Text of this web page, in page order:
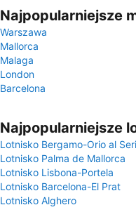
Najpopularniejsze
Warszawa
Mallorca
Malaga
London
Barcelona
Najpopularniejsze
Lotnisko Bergamo-Orio al
Lotnisko Palma de Mallorca
Lotnisko Lisbona-Portela
Lotnisko Barcelona-El Prat
Lotnisko Alghero